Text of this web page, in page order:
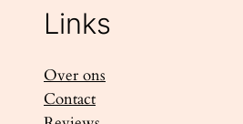
Links
Over ons
Contact